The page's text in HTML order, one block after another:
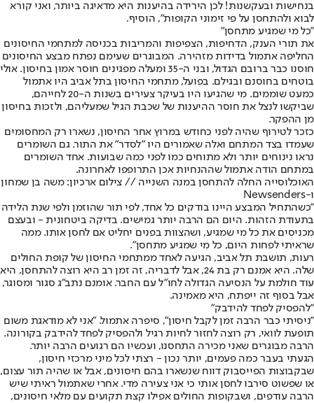
בנחישות ובעקשנות! לכן הירידה בהיענות היא מדאיגה ביותר, ואני קורא
לבוא ולהתחסן על פי זימוני הקופות", הוסיף.
"כל מי שמגיע מתחסן"
את תורי הענק, הדחיפות, הצפיפות והמריבות בכניסה למתחמי החיסונים
החליפה אתמול בדידות מזהירה. המבוגרים שעימם נפתח מבצע החיסונים
חוסנו כבר ברובם הגדול, ובני ה-35 ומעלה מפגינים חוסר אמון בחיסון. אולי
בוטחים בחוסנם ובגילם. בפועל, מתחמי החיסון בתל אביב היו אתמול
כמעט שוממים. מי שהגיעו היו בעיקר צעירים בשנות ה-20 לחייהם,
שביקשו לנצל את חוסר ההיענות של שכבת הגיל שמעליהם, ולזכות בחיסון
מן ההפקר.
כזכר לטירוף שהיה לפני כחודש במרוץ אחר החיסון, נשארו רק המחסומים
שעמדו בצד המתחם ואלה שאמורים היו "לסדר" את התור. גם השומרים
נראו נינוחים יותר ולא מתוחים כמו לפני כמה שבועות. אחד השומרים
במתחם הודה אתמול שההנחיות אכן התרופפו לאחרונה.
האוכלוסייה החלה להתחסן במנה השנייה // צילום ארכיון: משה בן שמחון
ו-Newsenders
"כשהתחיל המבצע היינו בודקים כל אחד, לפי תור שהוזמן ולפי שנת הלידה
בתעודת הזהות. היום הם הרבה יותר גמישים. בדיקה ביטחונית - ובעצם
מכניסים את כל מי שמגיע, ושהצוות בפנים יחליט אם לחסן אותו. ממה
שראיתי לפחות היום, כל מי שמגיע מתחסן".
רעות, תושבת תל אביב, הגיעה לאחד ממתחמי החיסון של קופת החולים
שלה. היא אמנם רק בת 24, אבל לדבריה, זה זמן רב היא רוצה להתחסן, היא
עוד חולמת על הנסיעה הגדולה לחו"ל עם החבר. אומנם נתב"ג סגור ומסוגר,
אבל בסוף זה ייפתח, היא מאמינה.
"להפסיק לפחד להידבק"
"ניסיתי כבר הרבה זמן לקבל חיסון", סיפרה אתמול. "אני לא מודאגת משום
תופעת לוואי, רק רוצה לחזור לחיות רגיל ולהפסיק לפחד להידבק בקורונה.
הרבה מבוגרים שאני מכירה התחסנו, ועכשיו הם רגועים הרבה יותר.
הגעתי בעבר כמה פעמים, יותר נכון - רצתי לכל מיני מרכזי חיסון,
שבקבוצות הפייסבוק דווח שנשארו בהם חיסונים, אבל או שהיה תור עצום,
או שפשוט סירבו לחסן אותי כי אני צעירה מדי. אחרי שאתמול ראיתי שיש
הרבה עודפים, ושבקופות החולים אפילו קצת תקועים עם מלאי חיסונים,